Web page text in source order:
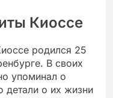
Киоссе
родился 25
В своих
упоминал о
детали о их жизни